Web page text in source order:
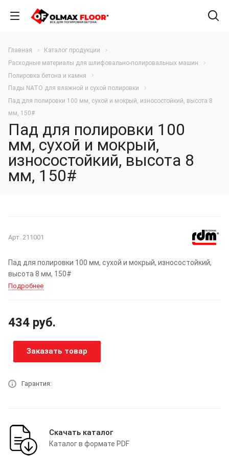
Главная
Каталог продукции
Расходные материалы для шлифовально-полировальных машин
Полировка бетона и камня
Пады NATO для влажной и сухой полировки
Пад для полировки 100 мм, сухой и мокрый, износостойкий, высота 8
мм, 150#
Пад для полировки 100
мм, сухой и мокрый,
износостойкий, высота 8
мм, 150#
Арт. 211001
Пад для полировки 100 мм, сухой и мокрый, износостойкий,
высота 8 мм, 150#
Подробнее
434 руб.
Заказать товар
Гарантия:
Скачать каталог
Каталог в формате PDF